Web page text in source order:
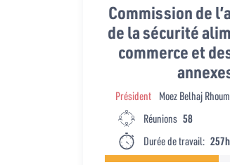
Commission de
de la sécurité
commerce et
Président Moez Belhaj
Réunions 58
Durée de travail: